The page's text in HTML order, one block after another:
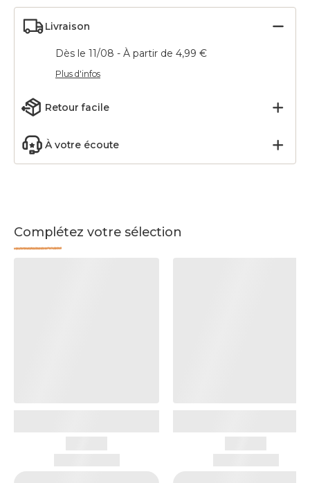
Livraison
Dès le 11/08 - À partir de 4,99 €
Plus d'infos
Retour facile
À votre écoute
Complétez votre sélection